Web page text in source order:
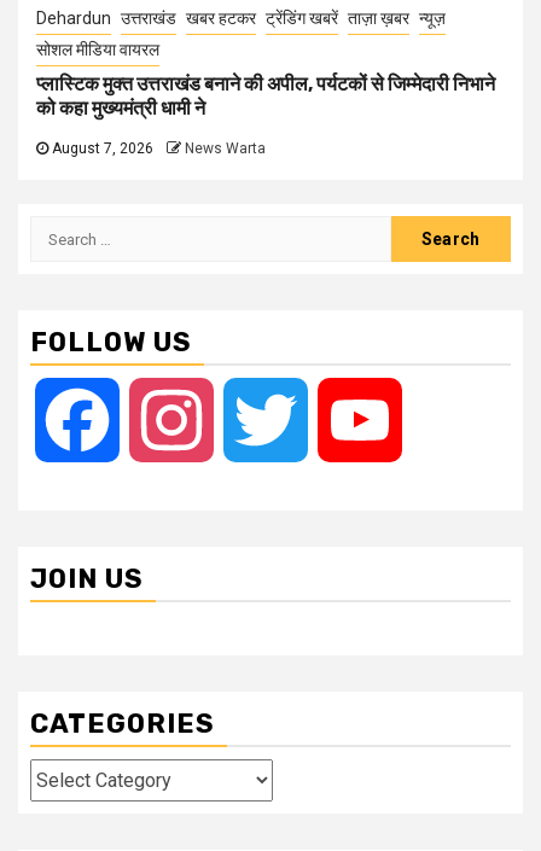
Dehardun उत्तराखंड खबर हटकर ट्रेंडिंग खबरें ताज़ा ख़बर न्यूज़
सोशल मीडिया वायरल
प्लास्टिक मुक्त उत्तराखंड बनाने की अपील, पर्यटकों से जिम्मेदारी निभाने
को कहा मुख्यमंत्री धामी ने
August 7, 2026 News Warta
Search
FOLLOW US
Facebook Instagram Twitter
JOIN US
CATEGORIES
Categories